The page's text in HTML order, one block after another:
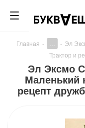
Главная - - Эл
Трактор и
Эл Эксмо
Маленький
рецепт